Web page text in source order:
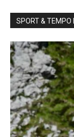
SPORT & TEMPO